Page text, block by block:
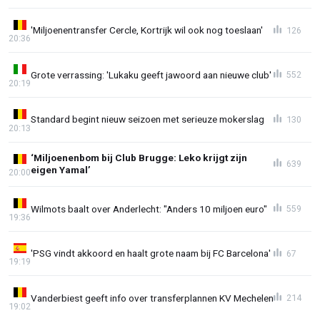
'Miljoenentransfer Cercle, Kortrijk wil ook nog toeslaan'
20:36
126
Grote verrassing: 'Lukaku geeft jawoord aan nieuwe club'
20:19
552
Standard begint nieuw seizoen met serieuze mokerslag
20:13
130
‘Miljoenenbom bij Club Brugge: Leko krijgt zijn
eigen Yamal’
20:00
639
Wilmots baalt over Anderlecht: "Anders 10 miljoen euro"
19:36
559
'PSG vindt akkoord en haalt grote naam bij FC Barcelona'
19:19
67
Vanderbiest geeft info over transferplannen KV Mechelen
19:02
214